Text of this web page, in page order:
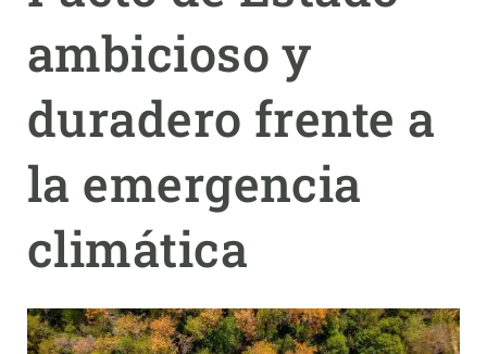
ambicioso y
duradero frente a
la emergencia
climática
NOTICIAS Y AGENDA